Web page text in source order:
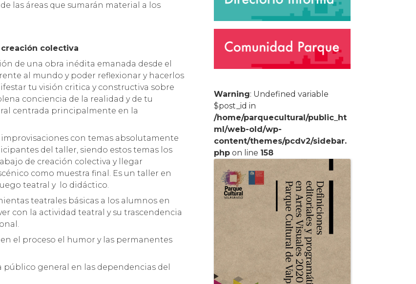
las áreas que sumarán material a los
colectiva
de una obra inédita emanada desde el
al mundo y poder reflexionar y hacerlos
tu visión critica y constructiva sobre
conciencia de la realidad y de tu
centrada principalmente en la
con temas absolutamente
del taller, siendo estos temas los
de creación colectiva y llegar
como muestra final. Es un taller en
teatral y lo didáctico.
teatrales básicas a los alumnos en
con la actividad teatral y su trascendencia
el proceso el humor y las permanentes
general en las dependencias del
Warning: Undefined variable
$post_id in
/home/parquecultural/public_ht
ml/web-old/wp-
content/themes/pcdv2/sidebar.
php on line 158